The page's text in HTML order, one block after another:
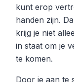
kunt erop
handen zijn.
krijg je niet
in staat om je
te komen.
Door je aan te